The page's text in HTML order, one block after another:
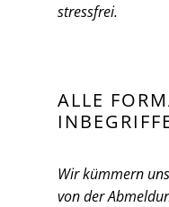
stressfrei.
ALLE
Wir kümmern
von der